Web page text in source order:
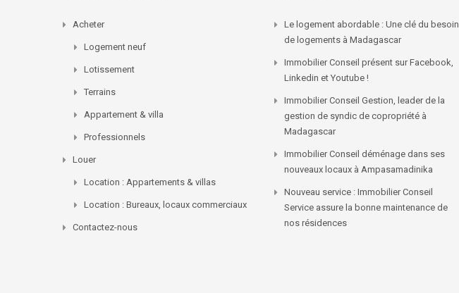
Acheter
Logement neuf
Lotissement
Terrains
Appartement & villa
Professionnels
Louer
Location : Appartements & villas
Location : Bureaux, locaux commerciaux
Contactez-nous
Le logement abordable : Une clé du besoin
de logements à Madagascar
Immobilier Conseil présent sur Facebook,
Linkedin et Youtube !
Immobilier Conseil Gestion, leader de la
gestion de syndic de copropriété à
Madagascar
Immobilier Conseil déménage dans ses
nouveaux locaux à Ampasamadinika
Nouveau service : Immobilier Conseil
Service assure la bonne maintenance de
nos résidences